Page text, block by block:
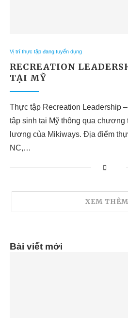
Vị trí thực tập đang tuyển dụng
RECREATION
TẠI MỸ
Thực tập Recreation Leadership
tập sinh tại Mỹ thông qua
lương của Mikiways. Địa điểm
NC,…
XEM THÊM
Bài viết mới